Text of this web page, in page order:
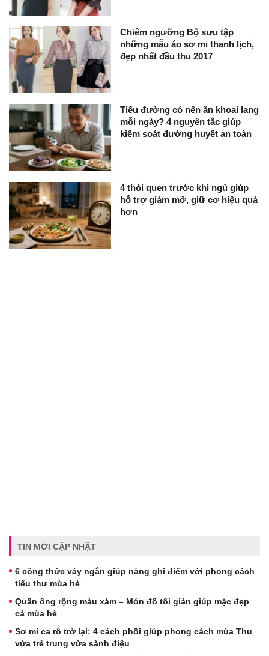
Chiêm ngưỡng Bộ sưu tập
những mẫu áo sơ mi thanh lịch,
đẹp nhất đầu thu 2017
Tiểu đường có nên ăn khoai lang
mỗi ngày? 4 nguyên tắc giúp
kiểm soát đường huyết an toàn
4 thói quen trước khi ngủ giúp
hỗ trợ giảm mỡ, giữ cơ hiệu quả
hơn
TIN MỚI CẬP NHẬT
6 công thức váy ngắn giúp nàng ghi điểm với phong cách
tiểu thư mùa hè
Quần ống rộng màu xám – Món đồ tối giản giúp mặc đẹp
cả mùa hè
Sơ mi ca rô trở lại: 4 cách phối giúp phong cách mùa Thu
vừa trẻ trung vừa sành điệu